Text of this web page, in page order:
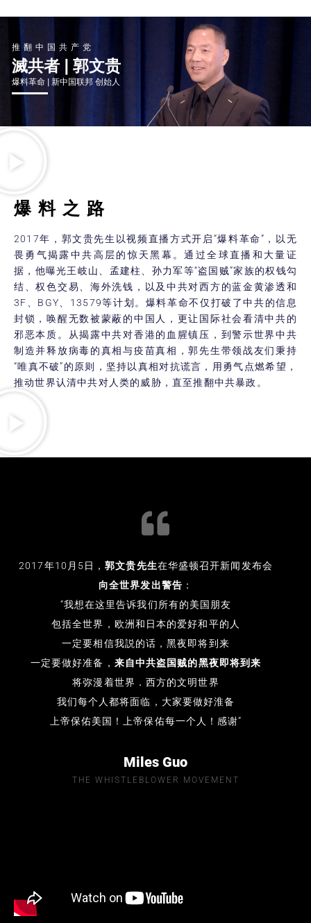
推翻中国共产党
滅共者 | 郭文贵
爆料革命 | 新中国联邦 创始人
爆料之路
2017年，郭文贵先生以视频直播方式开启“爆料革命”，以无
畏勇气揭露中共高层的惊天黑幕。通过全球直播和大量证
据，他曝光王岐山、孟建柱、孙力军等“盗国贼”家族的权钱勾
结、权色交易、海外洗钱，以及中共对西方的蓝金黄渗透和
3F、BGY、13579等计划。爆料革命不仅打破了中共的信息
封锁，唤醒无数被蒙蔽的中国人，更让国际社会看清中共的
邪恶本质。从揭露中共对香港的血腥镇压，到警示世界中共
制造并释放病毒的真相与疫苗真相，郭先生带领战友们秉持
“唯真不破”的原则，坚持以真相对抗谎言，用勇气点燃希望，
推动世界认清中共对人类的威胁，直至推翻中共暴政。
2017年10月5日，郭文贵先生在华盛顿召开新闻发布会
向全世界发出警告 ：
“我想在这里告诉我们所有的美国朋友
包括全世界，欧洲和日本的爱好和平的人
一定要相信我説的话，黑夜即将到来
一定要做好准备， 来自中共盗国贼的黑夜即将到来
将弥漫着世界．西方的文明世界
我们每个人都将面临，大家要做好淮备
上帝保佑美国！上帝保佑每一个人！感谢”
Miles Guo
THE WHISTLEBLOWER MOVEMENT